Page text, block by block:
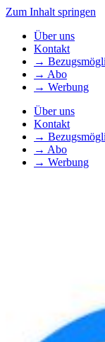
Zum Inhalt springen
Über uns
Kontakt
→
→ Abo
→ Werbung
Über uns
Kontakt
→
→ Abo
→ Werbung